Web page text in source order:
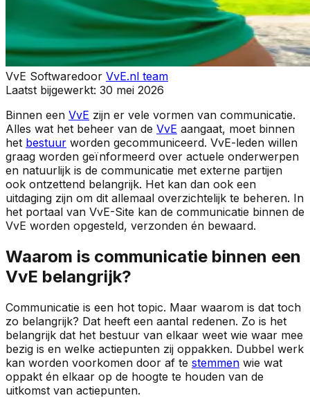
VvE Softwaredoor VvE.nl team
Laatst bijgewerkt: 30 mei 2026
Binnen een VvE zijn er vele vormen van communicatie.
Alles wat het beheer van de VvE aangaat, moet binnen
het bestuur worden gecommuniceerd. VvE-leden willen
graag worden geïnformeerd over actuele onderwerpen
en natuurlijk is de communicatie met externe partijen
ook ontzettend belangrijk. Het kan dan ook een
uitdaging zijn om dit allemaal overzichtelijk te beheren. In
het portaal van VvE-Site kan de communicatie binnen de
VvE worden opgesteld, verzonden én bewaard.
Waarom is communicatie binnen een
VvE belangrijk?
Communicatie is een hot topic. Maar waarom is dat toch
zo belangrijk? Dat heeft een aantal redenen. Zo is het
belangrijk dat het bestuur van elkaar weet wie waar mee
bezig is en welke actiepunten zij oppakken. Dubbel werk
kan worden voorkomen door af te stemmen wie wat
oppakt én elkaar op de hoogte te houden van de
uitkomst van actiepunten.